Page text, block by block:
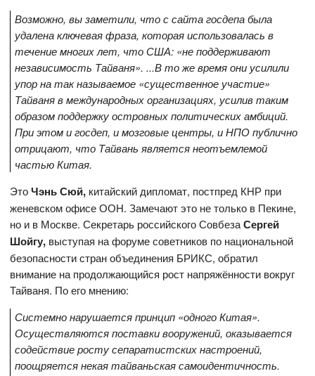
Возможно, вы заметили, что с сайта госдепа была
удалена ключевая фраза, которая использовалась в
течение многих лет, что США: «не поддерживают
независимость Тайваня». ...В то же время они усилили
упор на так называемое «существенное участие»
Тайваня в международных организациях, усилив таким
образом поддержку островных политических амбиций.
При этом и госдеп, и мозговые центры, и НПО публично
отрицают, что Тайвань является неотъемлемой
частью Китая.
ЭтоЧэнь Сюй, китайский дипломат, постпред КНР при
женевском офисе ООН. Замечают это не только в Пекине,
но и в Москве. Секретарь российского СовбезаСергей
Шойгу, выступая на форуме советников по национальной
безопасности стран объединения БРИКС, обратил
внимание на продолжающийся рост напряжённости вокруг
Тайваня. По его мнению:
Системно нарушается принцип «одного Китая».
Осуществляются поставки вооружений, оказывается
содействие росту сепаратистских настроений,
поощряется некая тайваньская самоидентичность.